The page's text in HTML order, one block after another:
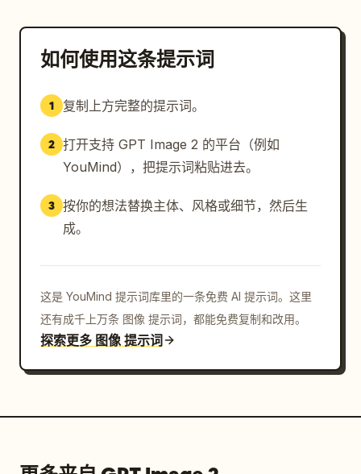
如何使用这条提示词
1 复制上方完整的提示词。
2 打开支持 GPT Image 2 的平台（例如
YouMind），把提示词粘贴进去。
3 按你的想法替换主体、风格或细节，然后生
成。
这是 YouMind 提示词库里的一条免费 AI 提示词。这里
还有成千上万条 图像 提示词，都能免费复制和改用。
探索更多 图像 提示词